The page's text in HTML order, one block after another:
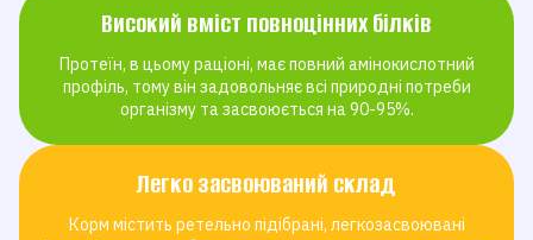
Високий вміст повноцінних білків
Протеїн, в цьому раціоні, має повний амінокислотний
профіль, тому він задовольняє всі природні потреби
організму та засвоюється на 90-95%.
Легко засвоюваний склад
Корм містить ретельно підібрані, легкозасвоювані